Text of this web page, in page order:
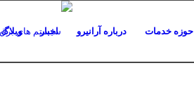
وبلاگ اخبار درباره آرانیرو حوزه خدمات